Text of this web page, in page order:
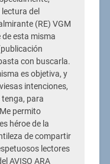
del
(RE) VGM
de esta misma
con buscarla.
es objetiva, y
intenciones,
para
permito
héroe de la
de compartir
lectores
AVISO ARA